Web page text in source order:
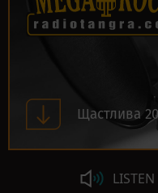
Щастлива
LISTEN